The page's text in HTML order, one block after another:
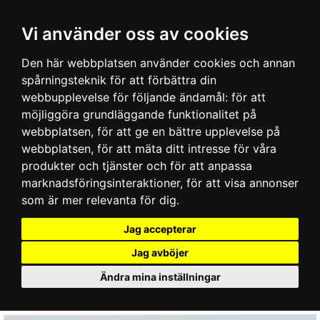
Vi använder oss av cookies
Den här webbplatsen använder cookies och annan
spårningsteknik för att förbättra din
webbupplevelse för följande ändamål: för att
möjliggöra grundläggande funktionalitet på
webbplatsen, för att ge en bättre upplevelse på
webbplatsen, för att mäta ditt intresse för våra
produkter och tjänster och för att anpassa
marknadsföringsinteraktioner, för att visa annonser
som är mer relevanta för dig.
Jag accepterar
Jag avböjer
Ändra mina inställningar